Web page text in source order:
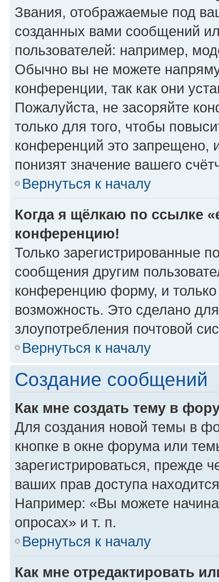
Звания, отображаемые под
созданных вами сообщений
пользователей: например,
Обычно вы не можете
конференции, так как они
Пожалуйста, не засоряйте
только для того, чтобы
конференций это запрещено,
понизят значение вашего
Вернуться к началу
Когда я щёлкаю по ссылке
конференцию!
Только зарегистрированные
сообщения другим
конференцию форму, и
возможность. Это сделано
злоупотребления почтовой
Вернуться к началу
Создание сообщений
Как мне создать тему в
Для создания новой темы в
кнопке в окне форума или
зарегистрироваться, прежде
ваших прав доступа
Например: «Вы можете
опросах» и т. п.
Вернуться к началу
Как мне отредактировать